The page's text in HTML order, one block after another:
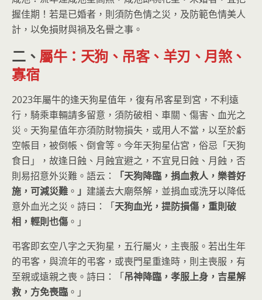
握佳期！若是已婚者，則須防色情之災，及防範色情美人
計，以免損財與禍及名譽之事。
二、屬牛：天狗、吊客、羊刃、月煞、
寡宿
2023年屬牛的逢天狗星值年，復有吊客星到宮，不利遠
行，騎乘車輛請多留意，須防破相、車關、傷害、血光之
災。天狗星值年亦須防財物損失，或用人不當，以至於虧
空帳目，被倒帳、倒會等。今年天狗星佔宮，俗忌「天狗
食日」，故逢日蝕、月蝕宜避之，不宜見日蝕、月蝕，否
則易招意外災難。語云：
「天狗降臨，捐血救人，樂善好
施，可減災難 。 」 建議去大廟祭解，並捐血或洗牙以降低
意外血光之災。詩曰：「天狗血光，提防損傷，重則破
相，輕則也傷 。」
弔客即玄空八字之天狗星，五行屬火，主喪服。若出生年
的弔客，與流年的弔客，或喪門星重逢時，則主喪服，有
至親或遠親之喪。詩曰：「吊神降臨，孝服上身，吉星解
救，方免喪臨 。」